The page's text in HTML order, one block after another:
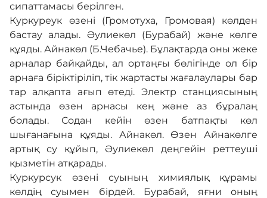
Байланыс
Табыс пен мүлік туралы декларация
Адалдық алаңы
Нашар көретіндерге
арналған нұсқа
сипаттамасы берілген.
Куркуреук өзені (Громотуха, Громовая) көлден
бастау алады. Әулиекөл (Бурабай) және көлге
құяды. Айнакөл (Б.Чебачье). Бұлақтарда оны жеке
арналар байқайды, ал ортаңғы бөлігінде ол бір
арнаға біріктіріліп, тік жартасты жағалаулары бар
тар алқапта ағып өтеді. Электр станциясының
астында өзен арнасы кең және аз бұралаң
болады. Содан кейін өзен батпақты көл
шығанағына құяды. Айнакөл. Өзен Айнакөлге
артық су құйып, Әулиекөл деңгейін реттеуші
қызметін атқарады.
Куркурсук өзені суының химиялық құрамы
көлдің суымен бірдей. Бурабай, яғни оның